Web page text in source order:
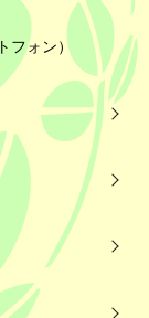
フォン）